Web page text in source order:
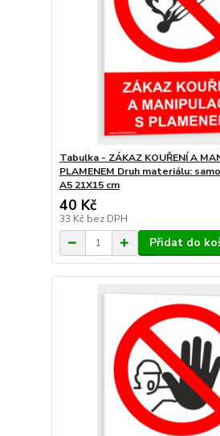
Tabulka - ZÁKAZ KOUŘENÍ A
PLAMENEM Druh materiálu:
A5 21X15 cm
40 Kč
33 Kč bez DPH
Přidat do